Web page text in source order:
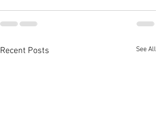
Recent Posts See All